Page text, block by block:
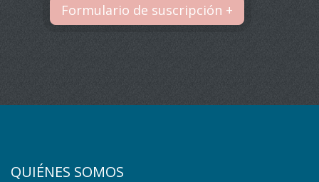
Formulario de suscripción +
QUIÉNES SOMOS